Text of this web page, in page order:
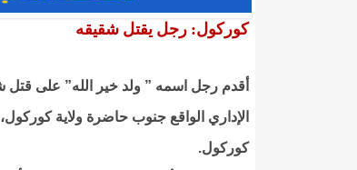
كوركول: رجل يقتل شقيقه
أقدم رجل اسمه ” ولد خير الله” على قتل
الإداري الواقع جنوب حاضرة ولاية
كوركول.